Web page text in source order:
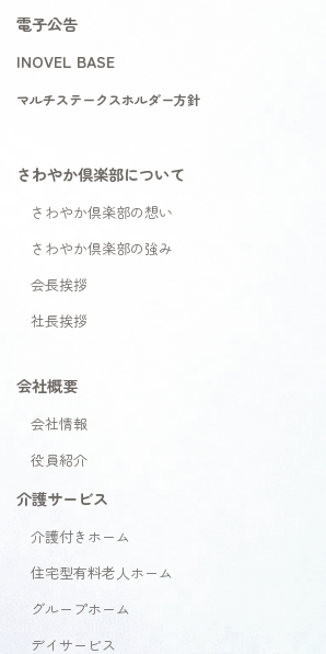
電子公告
INOVEL BASE
マルチステークスホルダー方針
さわやか倶楽部について
さわやか倶楽部の想い
さわやか倶楽部の強み
会長挨拶
社長挨拶
会社概要
会社情報
役員紹介
介護サービス
介護付きホーム
住宅型有料老人ホーム
グループホーム
デイサービス